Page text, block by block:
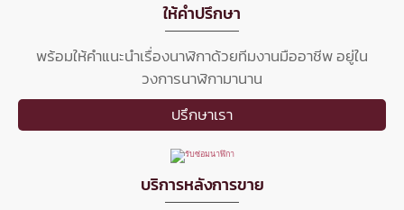
ให้คำปรึกษา
พร้อมให้คำแนะนำเรื่องนาฬิกาด้วยทีมงานมืออาชีพ อยู่ใน
วงการนาฬิกามานาน
ปรึกษาเรา
บริการหลังการขาย